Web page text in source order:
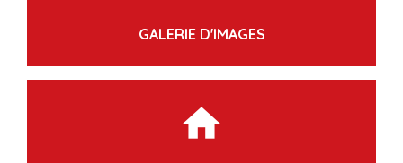
GALERIE D'IMAGES
home